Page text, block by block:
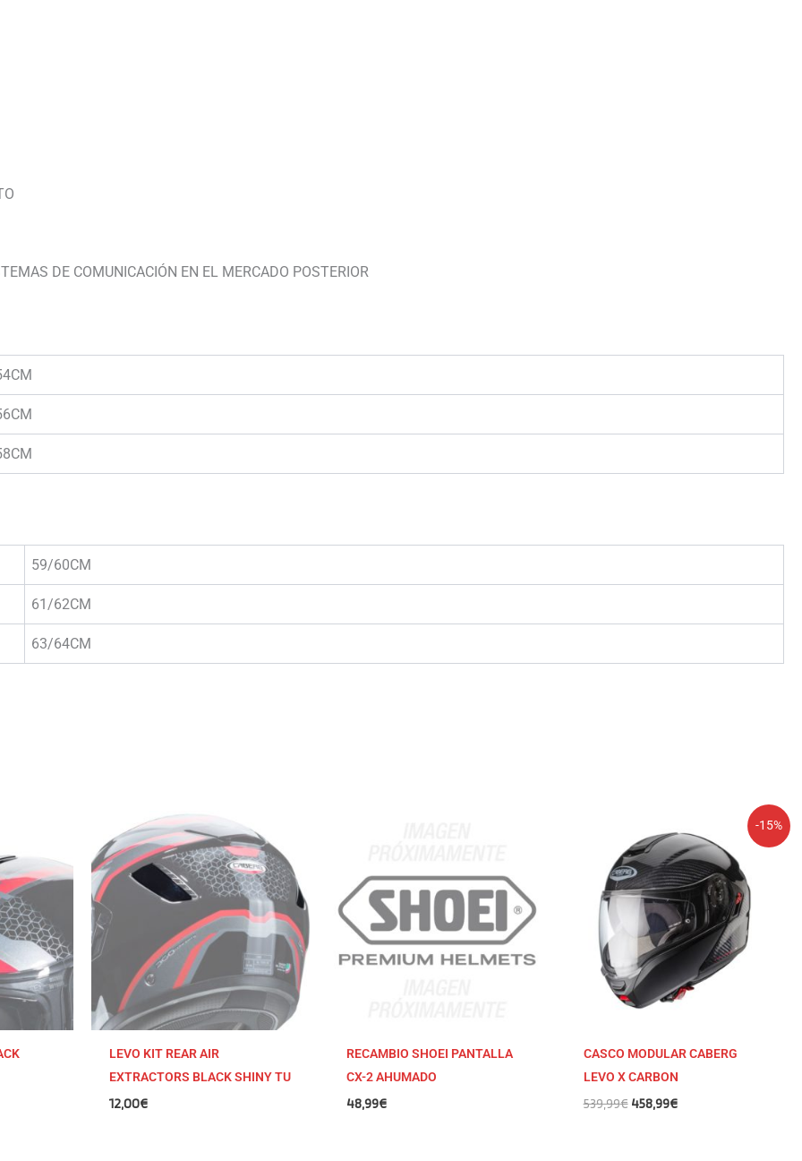
DE COMUNICACIÓN EN EL MERCADO POSTERIOR
59/60CM
61/62CM
63/64CM
LEVO KIT REAR AIR
EXTRACTORS BLACK SHINY TU
12,00€
RECAMBIO SHOEI PANTALLA
CX-2 AHUMADO
48,99€
-15%
CASCO MODULAR CABERG
LEVO X CARBON
539,99€
precio
original
era:
539,99€.
458,99€
precio
actual
es:
458,99€.